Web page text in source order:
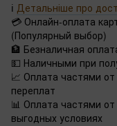
ℹ️ Детальніше про
💳 Онлайн-оплата
(Популярный выбор)
🏦 Безналичная
💵 Наличными при
📈 Оплата частями
переплат
📊 Оплата частями
выгодных условиях